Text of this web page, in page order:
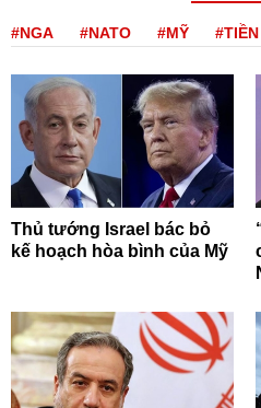
#NGA #NATO #MỸ
Thủ tướng Israel bác bỏ
kế hoạch hòa bình của Mỹ